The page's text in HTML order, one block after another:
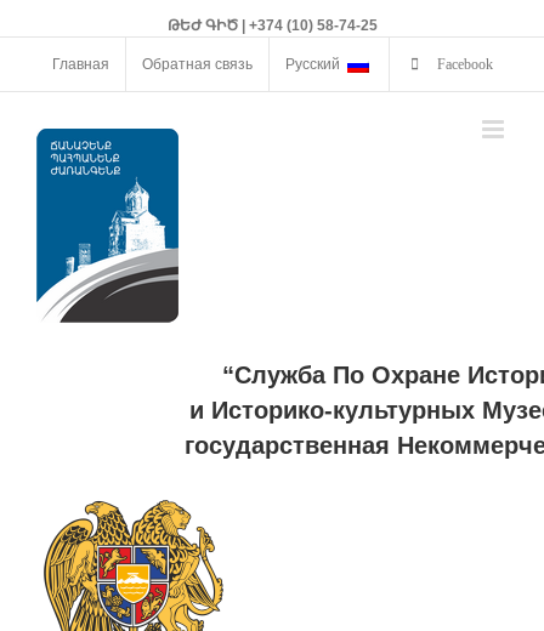
ԹԵԺ ԳԻԾ | +374 (10) 58-74-25
Главная Обратная связь Русский Facebook
“Служба По Охране
и Историко-культурных
государственная